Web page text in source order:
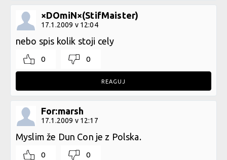
×DOmiN×(StifMaister)
17.1.2009 v 12:04
nebo spis kolik stoji cely
0 0
REAGUJ
For:marsh
17.1.2009 v 12:17
Myslim že Dun Con je z Polska.
0 0